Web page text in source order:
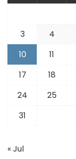
3
4
10
11
17
18
24
25
31
« Jul